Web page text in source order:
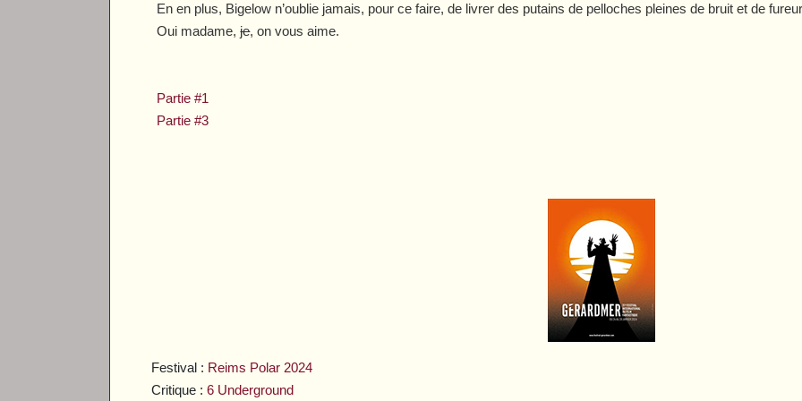
Festival : Reims Polar 2024
Critique :6 Underground
En en plus, Bigelow n’oublie jamais, pour ce faire, de livrer des putains de pelloches pleines de bruit et de
Oui madame,je, on vous aime.
Partie #1
Partie #3